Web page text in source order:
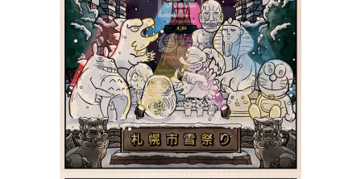
Le Yuki Matsuri de
Sapporo 札幌市雪祭り |
Shiki 四季
Yokai